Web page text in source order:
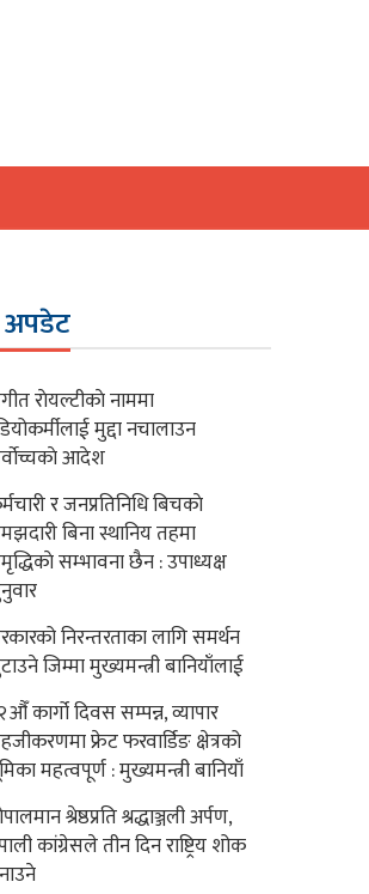
अपडेट
राेयल्टीकाे नाममा
मुद्दा नचालाउन
आदेश
र जनप्रतिनिधि बिचकाे
बिना स्थानिय तहमा
सम्भावना छैन : उपाध्यक्ष
निरन्तरताका लागि समर्थन
जिम्मा मुख्यमन्त्री बानियाँलाई
कार्गो दिवस सम्पन्न, व्यापार
फ्रेट फरवार्डिङ क्षेत्रको
महत्वपूर्ण : मुख्यमन्त्री बानियाँ
श्रेष्ठप्रति श्रद्धाञ्जली अर्पण,
कांग्रेसले तीन दिन राष्ट्रिय शोक